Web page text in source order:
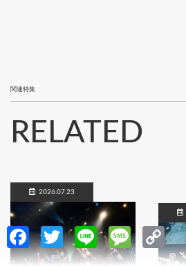
Fa
ce
T
w
Li
n
M
es
C
o
関連特集
RELATED
2026.07.23